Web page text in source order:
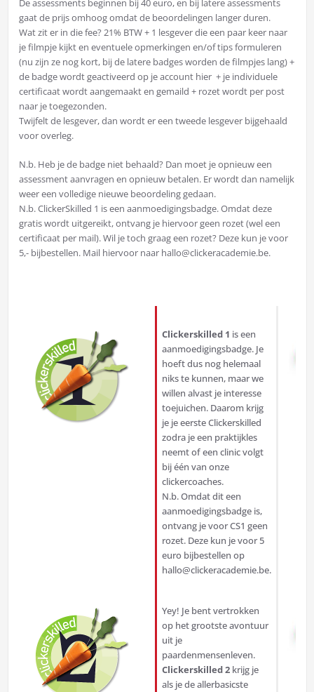
De assessments beginnen bij 40 euro, en bij latere assessments
gaat de prijs omhoog omdat de beoordelingen langer duren.
Wat zit er in die fee? 21% BTW + 1 lesgever die een paar keer naar
je filmpje kijkt en eventuele opmerkingen en/of tips formuleren
(nu zijn ze nog kort, bij de latere badges worden de filmpjes lang) +
de badge wordt geactiveerd op je account hier + je individuele
certificaat wordt aangemaakt en gemaild + rozet wordt per post
naar je toegezonden.
Twijfelt de lesgever, dan wordt er een tweede lesgever bijgehaald
voor overleg.
N.b. Heb je de badge niet behaald? Dan moet je opnieuw een
assessment aanvragen en opnieuw betalen. Er wordt dan namelijk
weer een volledige nieuwe beoordeling gedaan.
N.b. ClickerSkilled 1 is een aanmoedigingsbadge. Omdat deze
gratis wordt uitgereikt, ontvang je hiervoor geen rozet (wel een
certificaat per mail). Wil je toch graag een rozet? Deze kun je voor
5,- bijbestellen. Mail hiervoor naar hallo@clickeracademie.be.
Clickerskilled 1 is een
aanmoedigingsbadge. Je
hoeft dus nog helemaal
niks te kunnen, maar we
willen alvast je interesse
toejuichen. Daarom krijg
je je eerste Clickerskilled
zodra je een praktijkles
neemt of een clinic volgt
bij één van onze
clickercoaches.
N.b. Omdat dit een
aanmoedigingsbadge is,
ontvang je voor CS1 geen
rozet. Deze kun je voor 5
euro bijbestellen op
hallo@clickeracademie.be.
Yey! Je bent vertrokken
op het grootste avontuur
uit je
paardenmensenleven.
Clickerskilled 2krijg je
als je de allerbasicste